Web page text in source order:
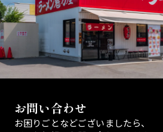
お問い合わせ
お困りごとなどございましたら、